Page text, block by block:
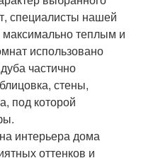
специалисты нашей
максимально теплым и
использовано
частично
стены,
под которой
интерьера дома
оттенков и